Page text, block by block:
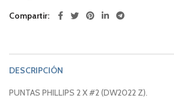
Compartir
DESCRIPCIÓN
PUNTAS PHILLIPS 2 X #2 (DW2022 Z).